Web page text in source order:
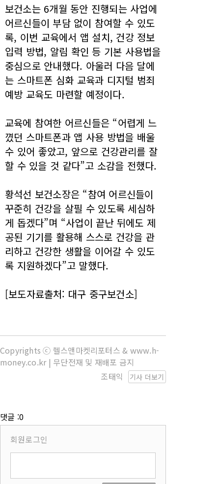
보건소는 6개월 동안 진행되는 사업에
어르신들이 부담 없이 참여할 수 있도
록, 이번 교육에서 앱 설치, 건강 정보
입력 방법, 알림 확인 등 기본 사용법을
중심으로 안내했다. 아울러 다음 달에
는 스마트폰 심화 교육과 디지털 범죄
예방 교육도 마련할 예정이다.
교육에 참여한 어르신들은 “어렵게 느
꼈던 스마트폰과 앱 사용 방법을 배울
수 있어 좋았고, 앞으로 건강관리를 잘
할 수 있을 것 같다”고 소감을 전했다.
황석선 보건소장은 “참여 어르신들이
꾸준히 건강을 살필 수 있도록 세심하
게 돕겠다”며 “사업이 끝난 뒤에도 제
공된 기기를 활용해 스스로 건강을 관
리하고 건강한 생활을 이어갈 수 있도
록 지원하겠다”고 말했다.
[보도자료출처: 대구 중구보건소]
Copyrights ⓒ 헬스앤마켓리포터스 & www.h-
money.co.kr | 무단전재 및 재배포 금지
기사 더보기
조태익
댓글 :0
회원로그인